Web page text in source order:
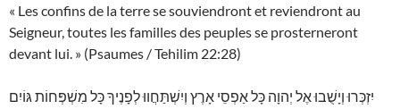
« Les confins de la terre se souviendront et reviendront au
Seigneur, toutes les familles des peuples se prosterneront
devant lui. » (Psaumes / Tehilim 22:28)
יִזְכְּרוּ וְיָשֻׁבוּ אֶל יְהוָה כָּל אַפְסֵי אָרֶץ וְיִשְׁתַּחֲווּ לְפָנֶיךָ כָּל מִשְׁפְּחוֹת גּוֹיִם